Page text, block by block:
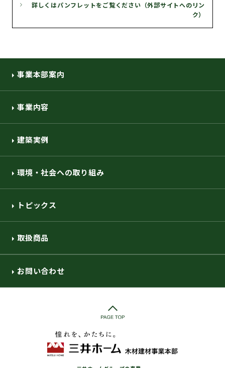
詳しくはパンフレットをご覧ください（外部サイトへのリン
ク）
事業本部案内
事業内容
建築実例
環境・社会への取り組み
トピックス
取扱商品
お問い合わせ